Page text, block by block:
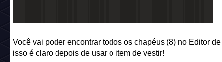
Você vai poder encontrar todos os chapéus (8) no Editor
isso é claro depois de usar o item de vestir!